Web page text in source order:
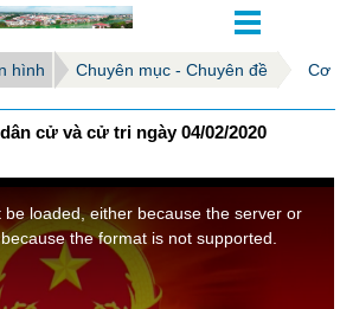
hình Chuyên mục - Chuyên đề
Cơ
cử và cử tri ngày 04/02/2020